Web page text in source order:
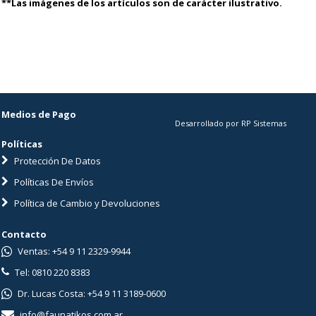
**Las imágenes de los artículos son de carácter ilustrativo.
Medios de Pago
Políticas
Protección De Datos
Políticas De Envíos
Política de Cambio y Devoluciones
Desarrollado por RP Sistemas
Contacto
Ventas: +54 9 11 2329-9944
Tel: 0810 220 8383
Dr. Lucas Costa: +54 9 11 3189-0600